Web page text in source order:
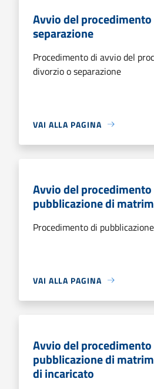
Avvio del
separazione
Procedimento di avvio del
divorzio o separazione
VAI ALLA PAGINA
Avvio del
pubblicazione di
Procedimento di
VAI ALLA PAGINA
Avvio del
pubblicazione di
di incaricato